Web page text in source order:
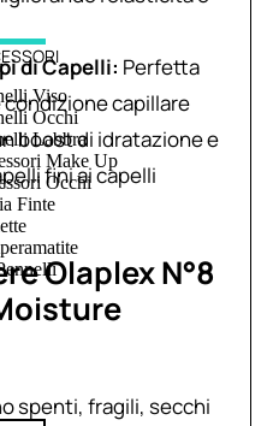
Viso
Occhi
Labbra
Make Up
Occhi
Finte
di Capelli: Perfetta
capillare
boost di idratazione e
fini ai capelli
Olaplex N°8
spenti, fragili, secchi